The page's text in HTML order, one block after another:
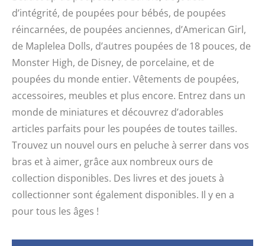
d’intégrité, de poupées pour bébés, de poupées
réincarnées, de poupées anciennes, d’American Girl,
de Maplelea Dolls, d’autres poupées de 18 pouces, de
Monster High, de Disney, de porcelaine, et de
poupées du monde entier. Vêtements de poupées,
accessoires, meubles et plus encore. Entrez dans un
monde de miniatures et découvrez d’adorables
articles parfaits pour les poupées de toutes tailles.
Trouvez un nouvel ours en peluche à serrer dans vos
bras et à aimer, grâce aux nombreux ours de
collection disponibles. Des livres et des jouets à
collectionner sont également disponibles. Il y en a
pour tous les âges !